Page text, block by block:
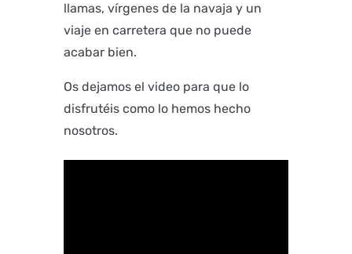
llamas, vírgenes de la navaja y un
viaje en carretera que no puede
acabar bien.
Os dejamos el video para que lo
disfrutéis como lo hemos hecho
nosotros.